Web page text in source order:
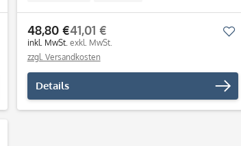
Merken48,80 €
inkl. MwSt.
41,01 €
exkl. MwSt.
zzgl. Versandkosten
Details